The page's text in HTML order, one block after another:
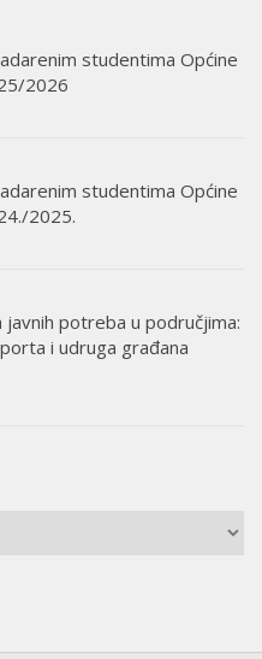
studentima Općine
2026
studentima Općine
2025.
potreba u područjima:
i udruga građana